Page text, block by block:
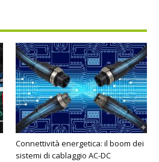
Connettività energetica: il boom dei
sistemi di cablaggio AC-DC